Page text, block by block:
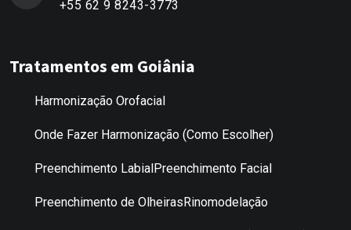
+55 62 9 8243-3773
Tratamentos em Goiânia
Harmonização Orofacial
Onde Fazer Harmonização (Como Escolher)
Preenchimento LabialPreenchimento Facial
Preenchimento de OlheirasRinomodelação